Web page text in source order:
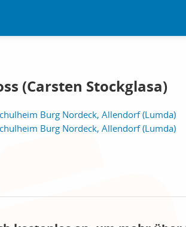
(Carsten Stockglasa)
Burg Nordeck, Allendorf (Lumda)
Burg Nordeck, Allendorf (Lumda)